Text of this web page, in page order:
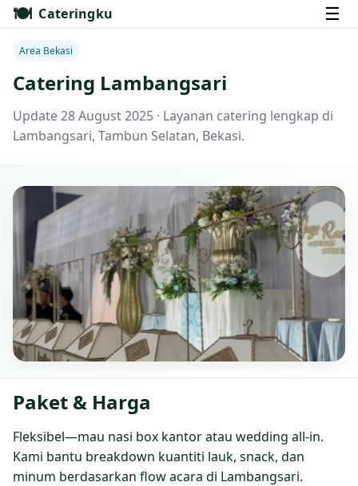
🍽️ Cateringku ☰
Area Bekasi
Catering Lambangsari
Update 28 August 2025 · Layanan catering lengkap di
Lambangsari, Tambun Selatan, Bekasi.
Paket & Harga
Fleksibel—mau nasi box kantor atau wedding all‑in.
Kami bantu breakdown kuantiti lauk, snack, dan
minum berdasarkan flow acara di Lambangsari.